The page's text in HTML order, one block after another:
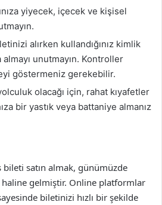
yiyecek, içecek ve kişisel
alırken kullandığınız kimlik
almayı unutmayın. Kontroller
göstermeniz gerekebilir.
olacağı için, rahat kıyafetler
bir yastık veya battaniye almanız
satın almak, günümüzde
gelmiştir. Online platformlar
biletinizi hızlı bir şekilde